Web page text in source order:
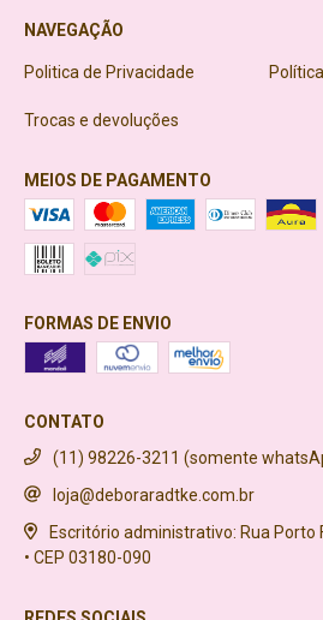
NAVEGAÇÃO
Politica de Privacidade
Trocas e devoluções
MEIOS DE PAGAMENTO
FORMAS DE ENVIO
CONTATO
(11) 98226-3211 (somente
loja@deboraradtke.com.br
Escritório administrativo: Rua Porto
• CEP 03180-090